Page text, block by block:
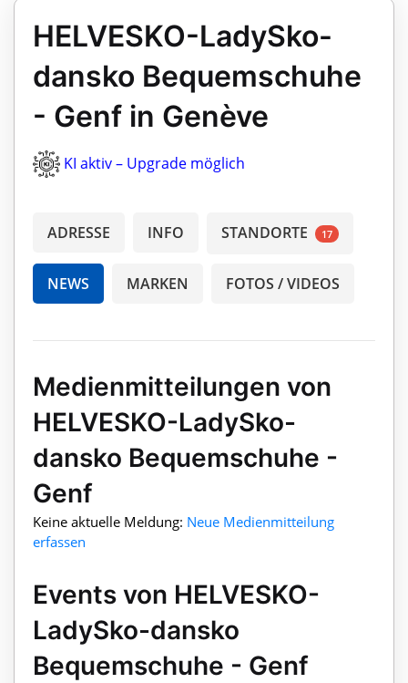
HELVESKO-LadySko-
dansko Bequemschuhe
- Genf in Genève
KI aktiv – Upgrade möglich
ADRESSE INFO STANDORTE 17
NEWS MARKEN FOTOS / VIDEOS
Medienmitteilungen von
HELVESKO-LadySko-
dansko Bequemschuhe -
Genf
Keine aktuelle Meldung: Neue Medienmitteilung
erfassen
Events von HELVESKO-
LadySko-dansko
Bequemschuhe - Genf